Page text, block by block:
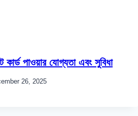
কার্ড পাওয়ার যোগ্যতা এবং সুবিধা
26, 2025